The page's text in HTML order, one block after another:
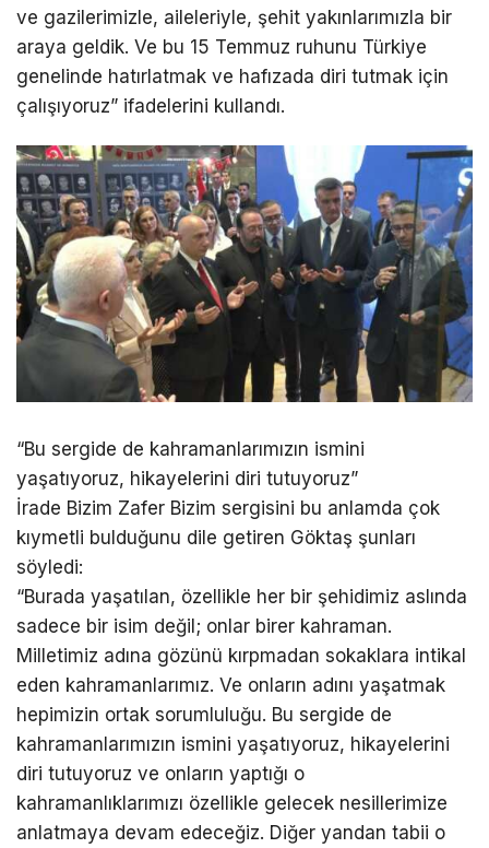
ve gazilerimizle, aileleriyle, şehit yakınlarımızla bir
araya geldik. Ve bu 15 Temmuz ruhunu Türkiye
genelinde hatırlatmak ve hafızada diri tutmak için
çalışıyoruz” ifadelerini kullandı.
“Bu sergide de kahramanlarımızın ismini
yaşatıyoruz, hikayelerini diri tutuyoruz”
İrade Bizim Zafer Bizim sergisini bu anlamda çok
kıymetli bulduğunu dile getiren Göktaş şunları
söyledi:
“Burada yaşatılan, özellikle her bir şehidimiz aslında
sadece bir isim değil; onlar birer kahraman.
Milletimiz adına gözünü kırpmadan sokaklara intikal
eden kahramanlarımız. Ve onların adını yaşatmak
hepimizin ortak sorumluluğu. Bu sergide de
kahramanlarımızın ismini yaşatıyoruz, hikayelerini
diri tutuyoruz ve onların yaptığı o
kahramanlıklarımızı özellikle gelecek nesillerimize
anlatmaya devam edeceğiz. Diğer yandan tabii o